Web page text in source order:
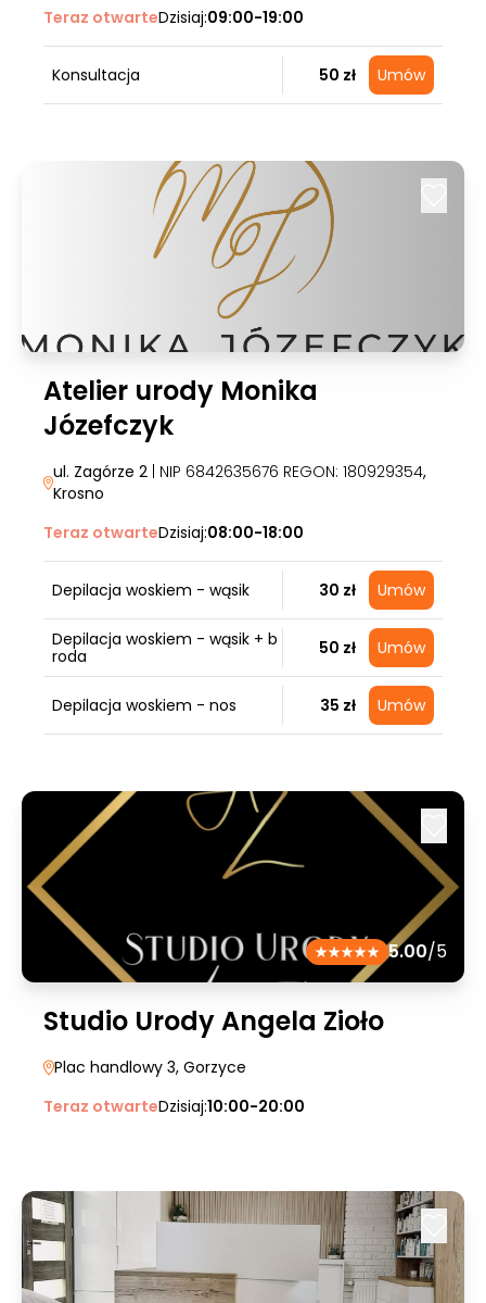
Teraz otwarteDzisiaj:09:00-19:00
Konsultacja 50 zł Umów
Atelier urody Monika
Józefczyk
ul. Zagórze 2 | NIP 6842635676 REGON: 180929354,
Krosno
Teraz otwarteDzisiaj:08:00-18:00
Depilacja woskiem - wąsik 30 zł Umów
Depilacja woskiem - wąsik + b
roda
50 zł Umów
Depilacja woskiem - nos 35 zł Umów
5.00/5
Studio Urody Angela Zioło
Plac handlowy 3, Gorzyce
Teraz otwarteDzisiaj:10:00-20:00